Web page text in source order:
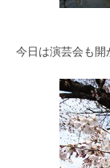
今日は演芸会も